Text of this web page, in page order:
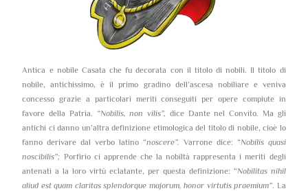
Antica e nobile Casata che fu decorata con il titolo di nobili. Il titolo di
nobile, antichissimo, è il primo gradino dell’ascesa nobiliare e veniva
concesso grazie a particolari meriti conseguiti per opere compiute in
favore della Patria. “Nobilis, non vilis”, dice Dante nel Convito. Ma gli
antichi ci danno un’altra definizione etimologica del titolo di nobile, cioè lo
fanno derivare dal verbo latino “noscere”. Varrone dice: “Nobilis quasi
noscibilis”; Porfirio ci apprende che la nobiltà rappresenta i meriti degli
antenati a la loro virtù eclatante, per questa definizione: “Nobilitas nihil
aliud est quam claritas splendorque majorum, honor virtutis praemium”. La